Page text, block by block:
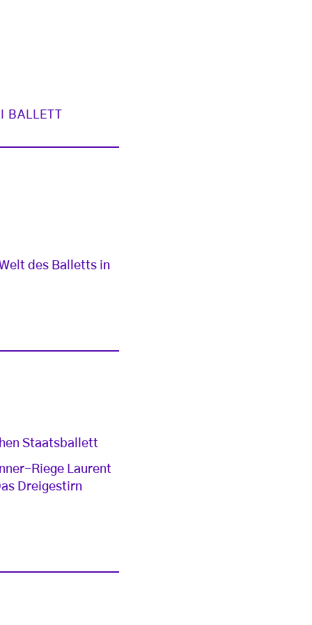
BALLETT
des Balletts in
Staatsballett
Riege Laurent
Dreigestirn